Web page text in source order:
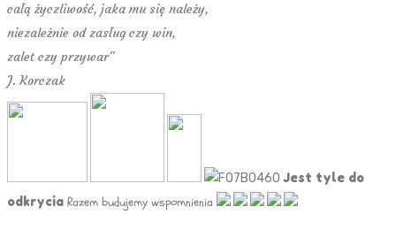
całą życzliwość, jaka mu się należy,
niezależnie od zasług czy win,
zalet czy przywar"
J. Korczak
Jest tyle do
odkrycia Razem budujemy wspomnienia